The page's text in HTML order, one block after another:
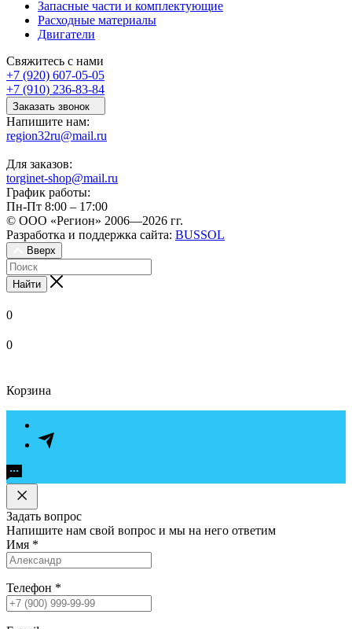
Запасные части и комплектующие
Расходные материалы
Двигатели
Свяжитесь с нами
+7 (920) 607-05-05
+7 (910) 236-83-84
Заказать звонок
Напишите нам:
region32ru@mail.ru
Для заказов:
torginet-shop@mail.ru
График работы:
Пн-Пт 8:00 – 17:00
© ООО «Регион» 2006—2026 гг.
Разработка и поддержка сайта: BUSSOL
Вверх
Найти
0
0
Корзина
Задать вопрос
Напишите нам свой вопрос и мы на него ответим
Имя *
Телефон *